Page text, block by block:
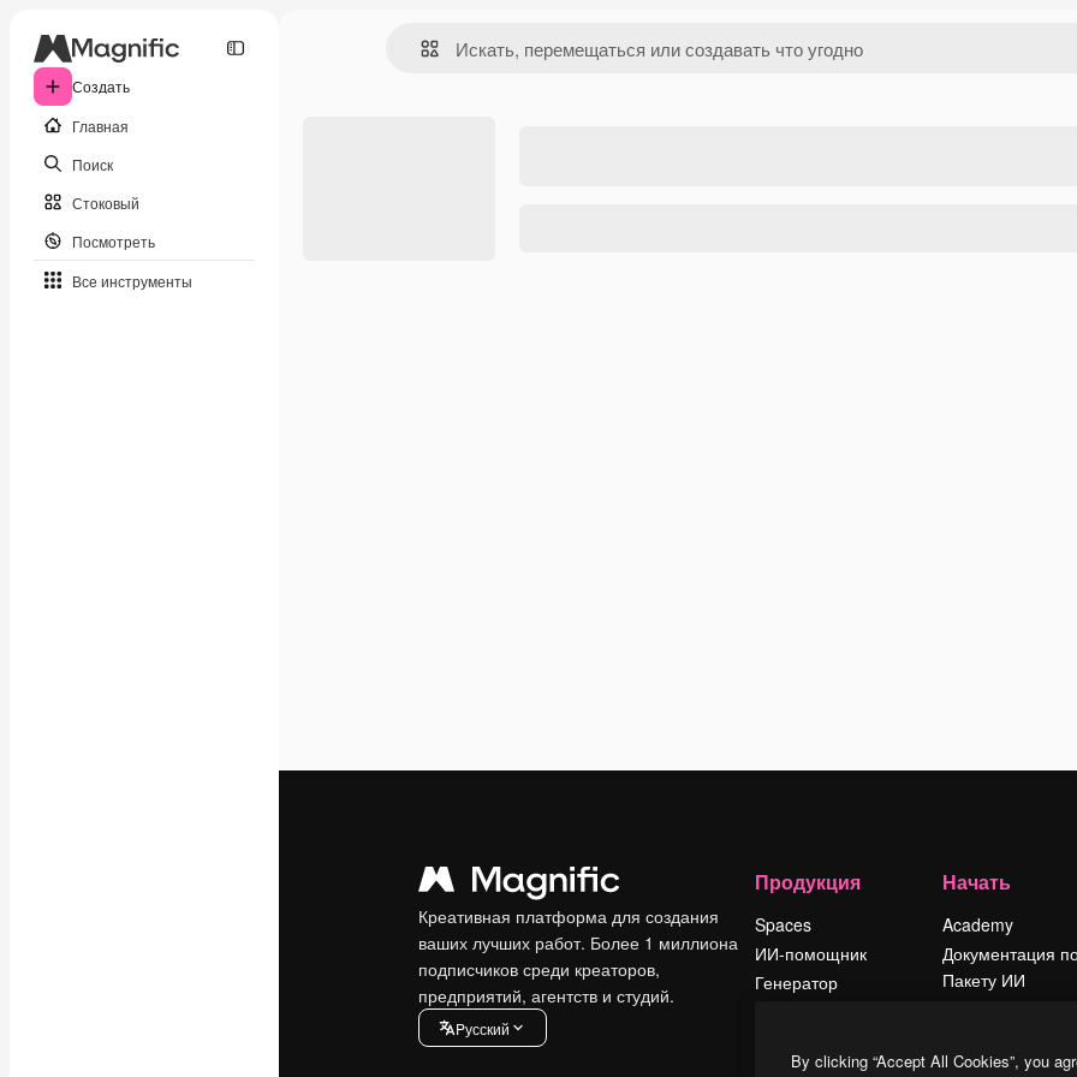
Создать
Главная
Поиск
Стоковый
Посмотреть
Все инструменты
Креативная платформа для создания
ваших лучших работ. Более 1 миллиона
подписчиков среди креаторов,
предприятий, агентств и студий.
Pусский
Продукция
Spaces
ИИ-помощник
Генератор
Начать
Academy
Документация
Пакету ИИ
Условия и
By clicking “Accept All Cookies”, you